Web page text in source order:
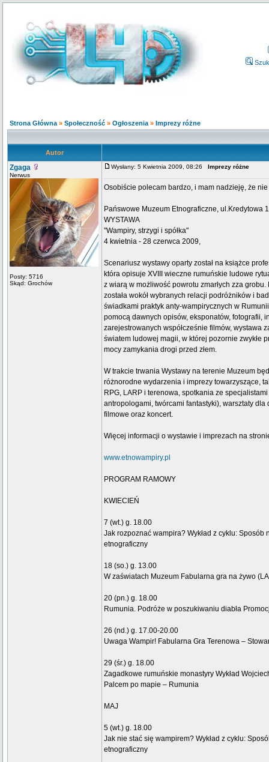
Strona Główna » Społeczność » Ogłoszenia » Imprezy różne
Autor
Zgaga
Nerwus
Posty: 5716
Skąd: Grochów
Wysłany: 5 Kwietnia 2009, 08:26 Imprezy różne
Osobiście polecam bardzo, i mam nadzieję, że
Pańswowe Muzeum Etnograficzne, ul.Kredytowa
WYSTAWA
"Wampiry, strzygi i spółka"
4 kwietnia - 28 czerwca 2009,
Scenariusz wystawy oparty został na książce
która opisuje XVIII wieczne rumuńskie ludowe
z wiarą w możliwość powrotu zmarłych zza
została wokół wybranych relacji podróżników i
świadkami praktyk anty-wampirycznych w
pomocą dawnych opisów, eksponatów, fotografii,
zarejestrowanych współcześnie filmów, wystawa
światem ludowej magii, w której pozornie zwykłe
mocy zamykania drogi przed złem.
W trakcie trwania Wystawy na terenie Muzeum
różnorodne wydarzenia i imprezy towarzyszące,
RPG, LARP i terenowa, spotkania ze
antropologami, twórcami fantastyki), warsztaty dla
filmowe oraz koncert.
Więcej informacji o wystawie i imprezach na
www.etnowampiry.pl
PROGRAM RAMOWY
KWIECIEŃ
7 (wt.) g. 18.00
Jak rozpoznać wampira? Wykład z cyklu: Sposób
etnograficzny
18 (so.) g. 13.00
W zaświatach Muzeum Fabularna gra na żywo
20 (pn.) g. 18.00
Rumunia. Podróże w poszukiwaniu diabła
26 (nd.) g. 17.00-20.00
Uwaga Wampir! Fabularna Gra Terenowa –
29 (śr.) g. 18.00
Zagadkowe rumuńskie monastyry Wykład
Palcem po mapie – Rumunia
MAJ
5 (wt.) g. 18.00
Jak nie stać się wampirem? Wykład z cyklu:
etnograficzny